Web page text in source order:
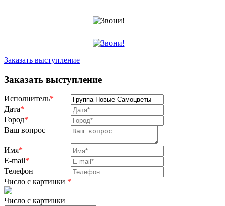
Заказать выступление
Заказать выступление
Исполнитель*
Дата*
Город*
Ваш вопрос
Имя*
E-mail*
Телефон
Число с картинки *
Число с картинки